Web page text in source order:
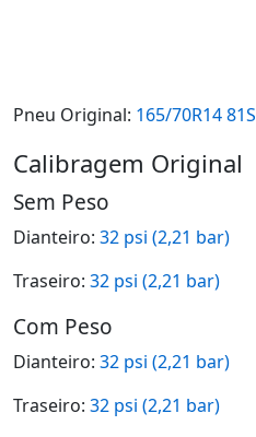
Pneu Original: 165/70R14 81S
Calibragem Original
Sem Peso
Dianteiro: 32 psi (2,21 bar)
Traseiro: 32 psi (2,21 bar)
Com Peso
Dianteiro: 32 psi (2,21 bar)
Traseiro: 32 psi (2,21 bar)